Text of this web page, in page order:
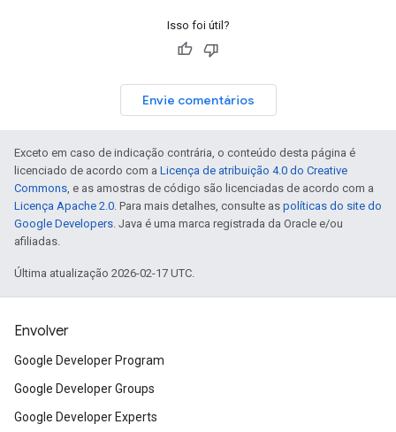
Isso foi útil?
Envie comentários
Exceto em caso de indicação contrária, o conteúdo desta página é
licenciado de acordo com a Licença de atribuição 4.0 do Creative
Commons, e as amostras de código são licenciadas de acordo com a
Licença Apache 2.0. Para mais detalhes, consulte as políticas do site do
Google Developers. Java é uma marca registrada da Oracle e/ou
afiliadas.
Última atualização 2026-02-17 UTC.
Envolver
Google Developer Program
Google Developer Groups
Google Developer Experts